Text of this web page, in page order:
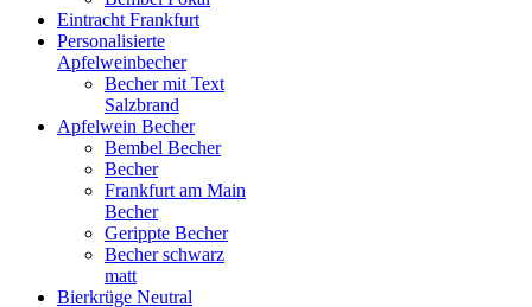
Eintracht Frankfurt
Personalisierte
Apfelweinbecher
Becher mit Text
Salzbrand
Apfelwein Becher
Bembel Becher
Becher
Frankfurt am Main
Becher
Gerippte Becher
Becher schwarz
matt
Bierkrüge Neutral